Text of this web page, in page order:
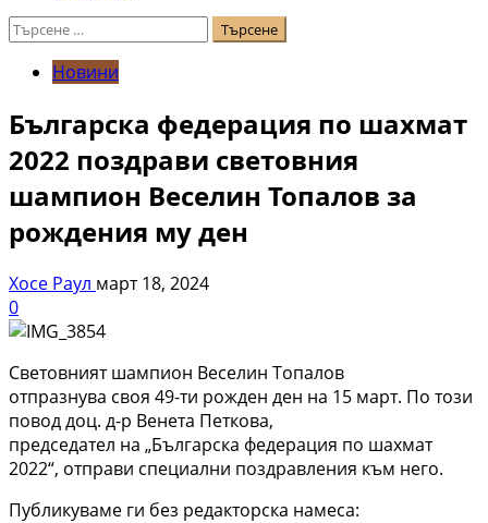
Търсене
Новини
Българска федерация по шахмат
2022 поздрави световния
шампион Веселин Топалов за
рождения му ден
Хосе Раул март 18, 2024
0
Световният шампион Веселин Топалов
отпразнува своя 49-ти рожден ден на 15 март. По този
повод доц. д-р Венета Петкова,
председател на „Българска федерация по шахмат
2022“, отправи специални поздравления към него.
Публикуваме ги без редакторска намеса: